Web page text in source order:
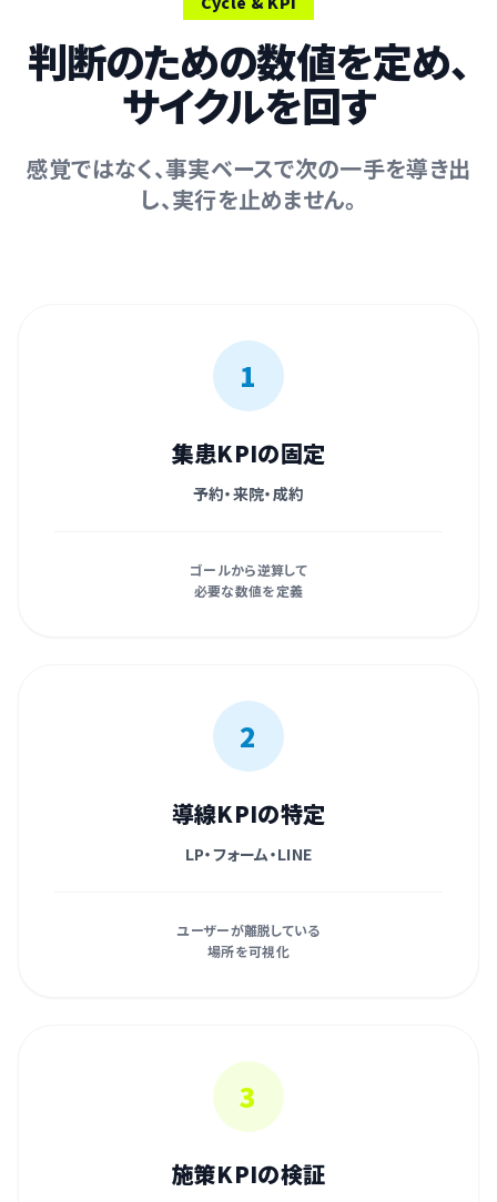
判断のための数値を定め、
サイクルを回す
感覚ではなく、事実ベースで次の一手を導き出
し、実行を止めません。
1
集患KPIの固定
予約・来院・成約
ゴールから逆算して
必要な数値を定義
2
導線KPIの特定
LP・フォーム・LINE
ユーザーが離脱している
場所を可視化
3
施策KPIの検証